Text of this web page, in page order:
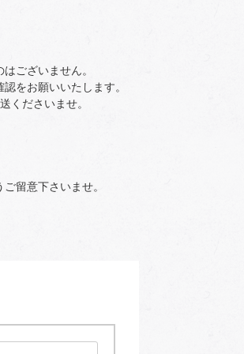
ございません。
をお願いいたします。
くださいませ。
留意下さいませ。